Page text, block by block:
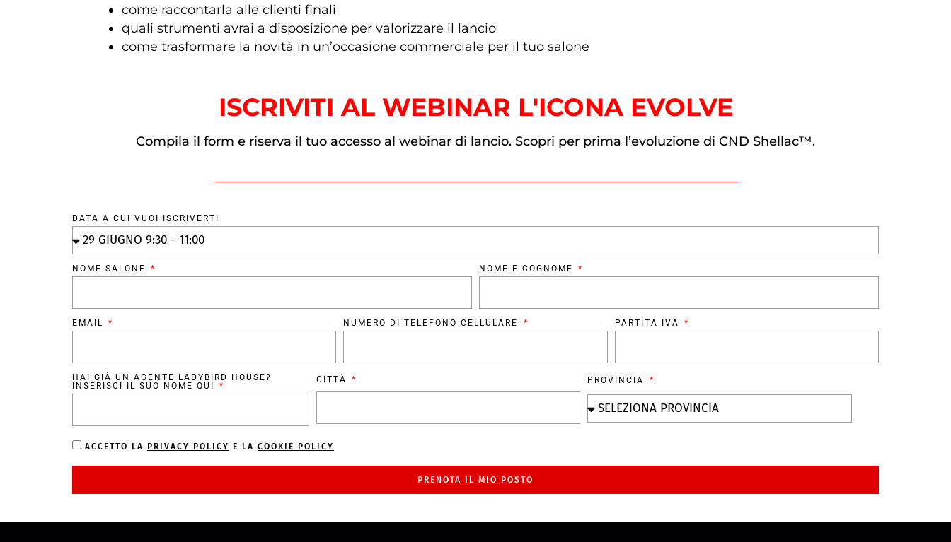
come raccontarla alle clienti finali
quali strumenti avrai a disposizione per valorizzare il lancio
come trasformare la novità in un’occasione commerciale per il tuo salone
ISCRIVITI AL WEBINAR L'ICONA EVOLVE
Compila il form e riserva il tuo accesso al webinar di lancio. Scopri per prima l’evoluzione di CND Shellac™.
DATA A CUI VUOI ISCRIVERTI
NOME SALONE NOME E COGNOME
EMAIL NUMERO DI TELEFONO CELLULARE PARTITA IVA
HAI GIÀ UN AGENTE LADYBIRD HOUSE?
INSERISCI IL SUO NOME QUI
CITTÀ PROVINCIA
ACCETTO LA PRIVACY POLICY E LA COOKIE POLICY
PRENOTA IL MIO POSTO